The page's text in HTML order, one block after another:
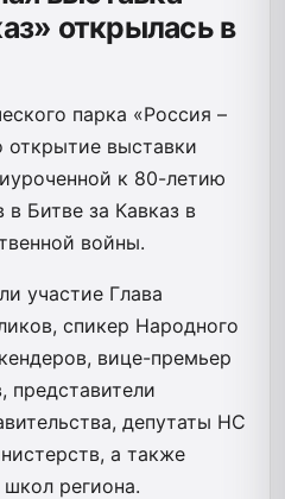
открылась в
парка «Россия –
выставки
к 80-летию
в Битве за Кавказ в
войны.
участие Глава
спикер Народного
вице-премьер
представители
депутаты НС
а также
региона.